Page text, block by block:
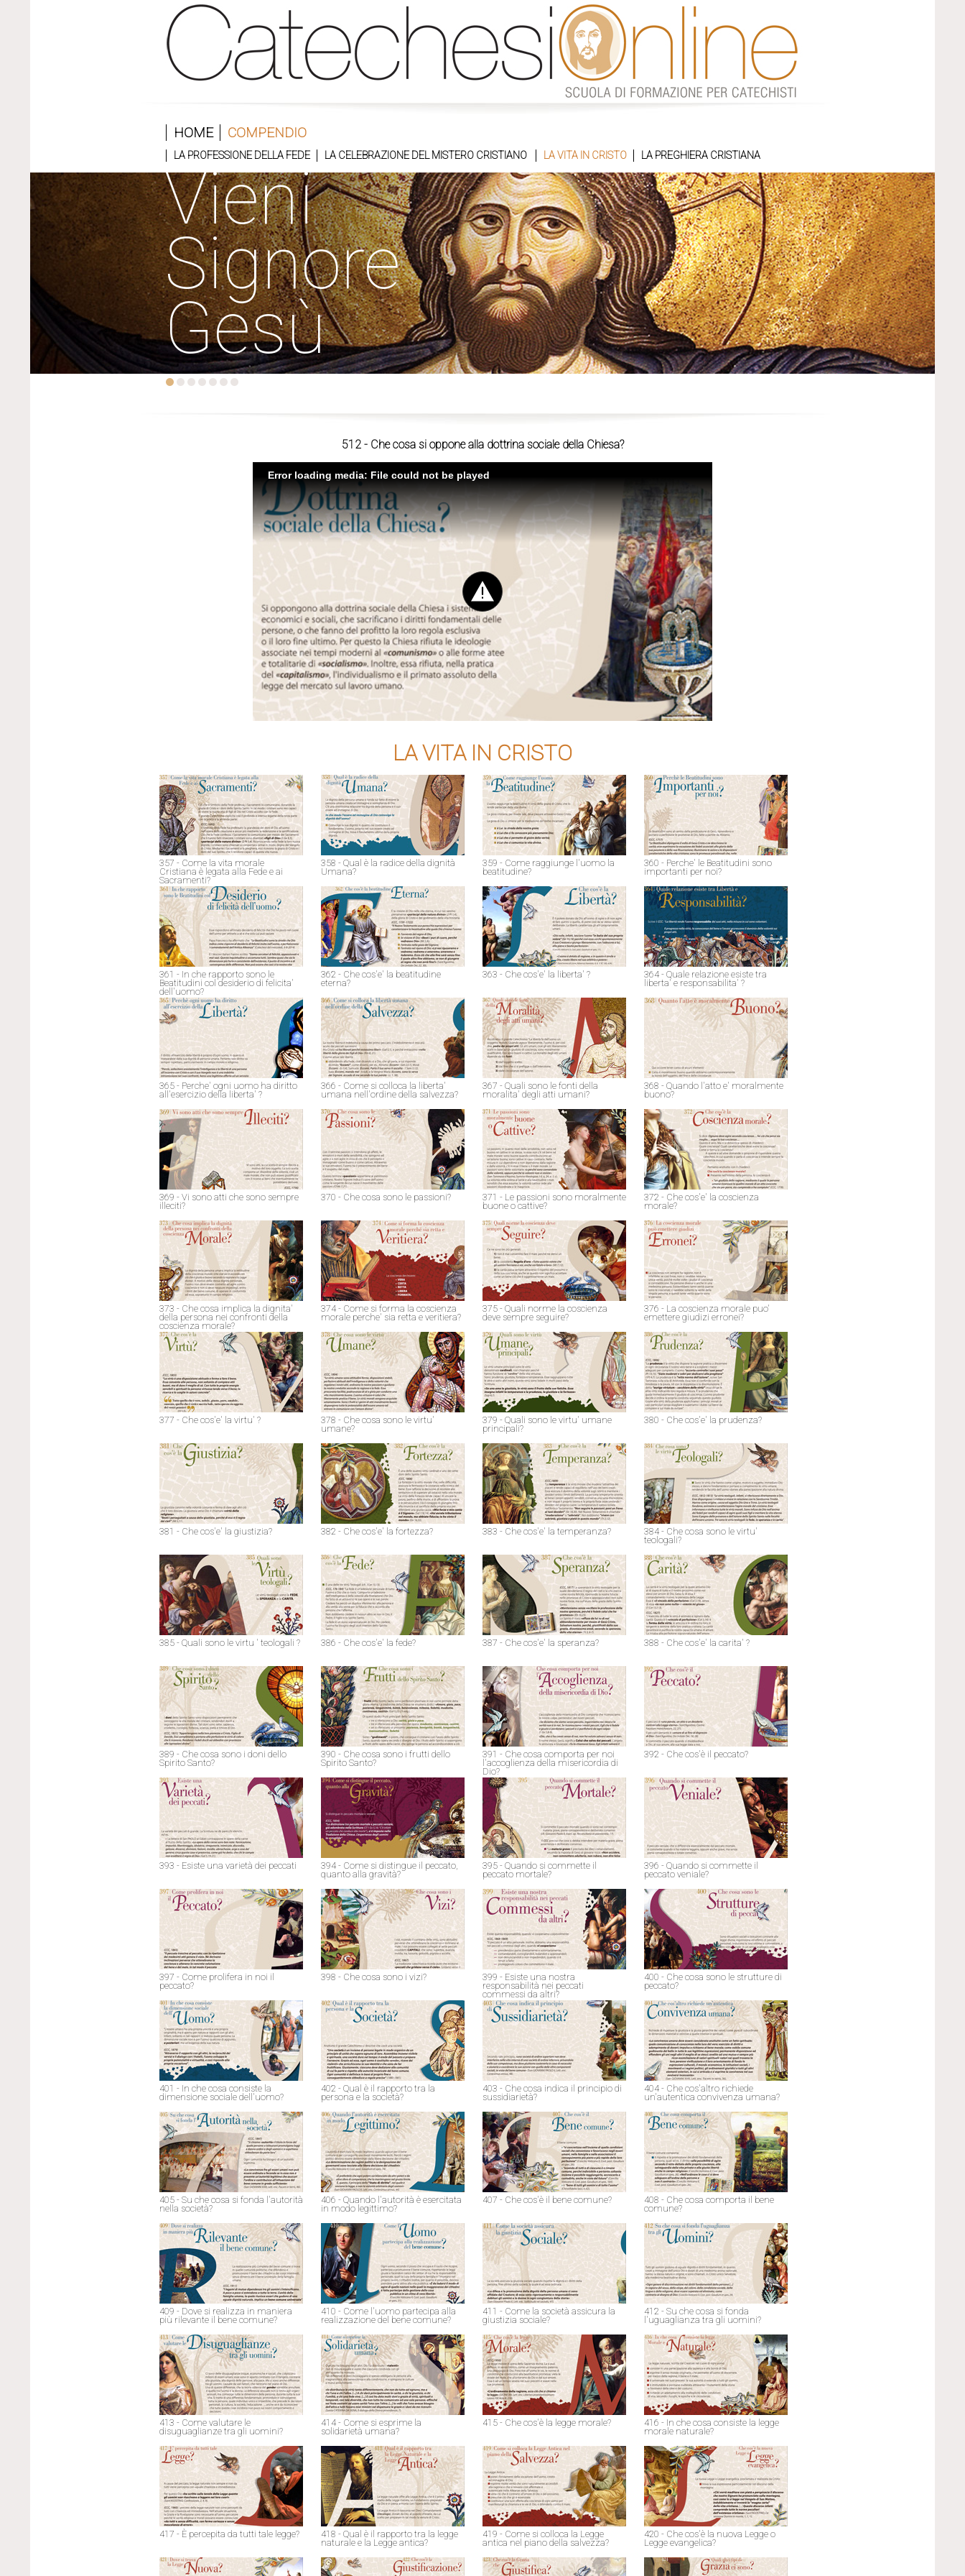
HOME COMPENDIO
LA PROFESSIONE DELLA FEDE LA CELEBRAZIONE DEL MISTERO CRISTIANO LA VITA IN CRISTO LA PREGHIERA CRISTIANA
Vieni
Signore
Gesù
512 - Che cosa si oppone alla dottrina sociale della Chiesa?
Error loading media: File could not be played
LA VITA IN CRISTO
357 - Come la vita morale
Cristiana è legata alla Fede e ai
Sacramenti?
358 - Qual è la radice della dignità
Umana?
359 - Come raggiunge l'uomo la
beatitudine?
360 - Perche' le Beatitudini sono
importanti per noi?
361 - In che rapporto sono le
Beatitudini col desiderio di felicita'
dell'uomo?
362 - Che cos'e' la beatitudine
eterna?
363 - Che cos'e' la liberta' ?
364 - Quale relazione esiste tra
liberta' e responsabilita' ?
365 - Perche' ogni uomo ha diritto
all'esercizio della liberta' ?
366 - Come si colloca la liberta'
umana nell'ordine della salvezza?
367 - Quali sono le fonti della
moralita' degli atti umani?
368 - Quando l'atto e' moralmente
buono?
369 - Vi sono atti che sono sempre
illeciti?
370 - Che cosa sono le passioni?
371 - Le passioni sono moralmente
buone o cattive?
372 - Che cos'e' la coscienza
morale?
373 - Che cosa implica la dignita'
della persona nei confronti della
coscienza morale?
374 - Come si forma la coscienza
morale perche' sia retta e veritiera?
375 - Quali norme la coscienza
deve sempre seguire?
376 - La coscienza morale puo'
emettere giudizi erronei?
377 - Che cos'e' la virtu' ?
378 - Che cosa sono le virtu'
umane?
379 - Quali sono le virtu' umane
principali?
380 - Che cos'e' la prudenza?
381 - Che cos'e' la giustizia? 382 - Che cos'e' la fortezza? 383 - Che cos'e' la temperanza?
384 - Che cosa sono le virtu'
teologali?
385 - Quali sono le virtu ' teologali ? 386 - Che cos'e' la fede? 387 - Che cos'e' la speranza? 388 - Che cos'e' la carita' ?
389 - Che cosa sono i doni dello
Spirito Santo?
390 - Che cosa sono i frutti dello
Spirito Santo?
391 - Che cosa comporta per noi
l'accoglienza della misericordia di
Dio?
392 - Che cos'è il peccato?
393 - Esiste una varietà dei peccati
394 - Come si distingue il peccato,
quanto alla gravità?
395 - Quando si commette il
peccato mortale?
396 - Quando si commette il
peccato veniale?
397 - Come prolifera in noi il
peccato?
398 - Che cosa sono i vizi?
399 - Esiste una nostra
responsabilità nei peccati
commessi da altri?
400 - Che cosa sono le strutture di
peccato?
401 - In che cosa consiste la
dimensione sociale dell'uomo?
402 - Qual è il rapporto tra la
persona e la società?
403 - Che cosa indica il principio di
sussidiarietà?
404 - Che cos'altro richiede
un'autentica convivenza umana?
405 - Su che cosa si fonda l'autorità
nella società?
406 - Quando l'autorità è esercitata
in modo legittimo?
407 - Che cos'è il bene comune?
408 - Che cosa comporta il bene
comune?
409 - Dove si realizza in maniera
più rilevante il bene comune?
410 - Come l'uomo partecipa alla
realizzazione del bene comune?
411 - Come la società assicura la
giustizia sociale?
412 - Su che cosa si fonda
l'uguaglianza tra gli uomini?
413 - Come valutare le
disuguaglianze tra gli uomini?
414 - Come si esprime la
solidarietà umana?
415 - Che cos'è la legge morale?
416 - In che cosa consiste la legge
morale naturale?
417 - È percepita da tutti tale legge?
418 - Qual è il rapporto tra la legge
naturale e la Legge antica?
419 - Come si colloca la Legge
antica nel piano della salvezza?
420 - Che cos'è la nuova Legge o
Legge evangelica?